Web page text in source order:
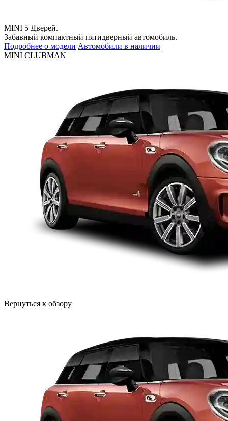
MINI 5 Дверей.
Забавный компактный пятидверный автомобиль.
Подробнее о модели Автомобили в наличии
MINI CLUBMAN
Вернуться к обзору